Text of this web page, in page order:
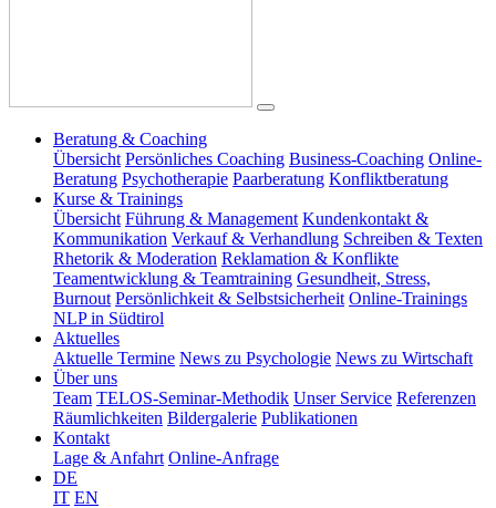
Beratung & Coaching
Übersicht Persönliches Coaching Business-Coaching Online-
Beratung Psychotherapie Paarberatung Konfliktberatung
Kurse & Trainings
Übersicht Führung & Management Kundenkontakt &
Kommunikation Verkauf & Verhandlung Schreiben & Texten
Rhetorik & Moderation Reklamation & Konflikte
Teamentwicklung & Teamtraining Gesundheit, Stress,
Burnout Persönlichkeit & Selbstsicherheit Online-Trainings
NLP in Südtirol
Aktuelles
Aktuelle Termine News zu Psychologie News zu Wirtschaft
Über uns
Team TELOS-Seminar-Methodik Unser Service Referenzen
Räumlichkeiten Bildergalerie Publikationen
Kontakt
Lage & Anfahrt Online-Anfrage
DE
IT EN